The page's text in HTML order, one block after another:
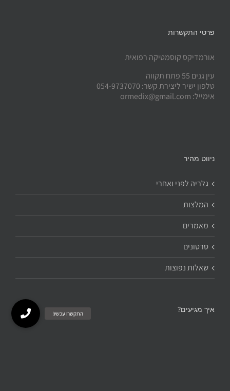
פרטי התקשרות
אורמדיקס קוסמטיקה רפואית
עין גנים 55 פתח תקווה
טלפון ישיר ליצירת קשר: 054-9737070
אימייל: ormedix@gmail.com
ניווט מהיר
גלריה לפני ואחרי
המלצות
מאמרים
סרטונים
שאלות נפוצות
איך מגיעים?